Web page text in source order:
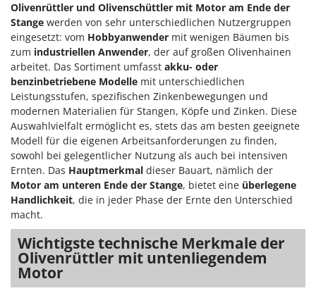
Olivenrüttler und Olivenschüttler mit Motor am Ende der
Stange werden von sehr unterschiedlichen Nutzergruppen
eingesetzt: vom Hobbyanwender mit wenigen Bäumen bis
zum industriellen Anwender, der auf großen Olivenhainen
arbeitet. Das Sortiment umfasst akku- oder
benzinbetriebene Modelle mit unterschiedlichen
Leistungsstufen, spezifischen Zinkenbewegungen und
modernen Materialien für Stangen, Köpfe und Zinken. Diese
Auswahlvielfalt ermöglicht es, stets das am besten geeignete
Modell für die eigenen Arbeitsanforderungen zu finden,
sowohl bei gelegentlicher Nutzung als auch bei intensiven
Ernten. Das Hauptmerkmal dieser Bauart, nämlich der
Motor am unteren Ende der Stange, bietet eine überlegene
Handlichkeit, die in jeder Phase der Ernte den Unterschied
macht.
Wichtigste technische Merkmale der
Olivenrüttler mit untenliegendem
Motor